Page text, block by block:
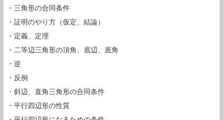
・三角形の合同条件
・証明のやり方（仮定、結論）
・定義、定理
・二等辺三角形の頂角、底辺、底角
・逆
・反例
・斜辺、直角三角形の合同条件
・平行四辺形の性質